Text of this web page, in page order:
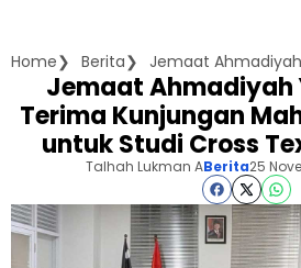
Home Berita
Jemaat
Terima Kunjungan
untuk Studi Cross
Talhah Lukman ABerita25